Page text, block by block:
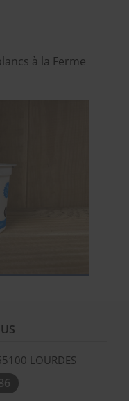
à la Ferme
LOURDES